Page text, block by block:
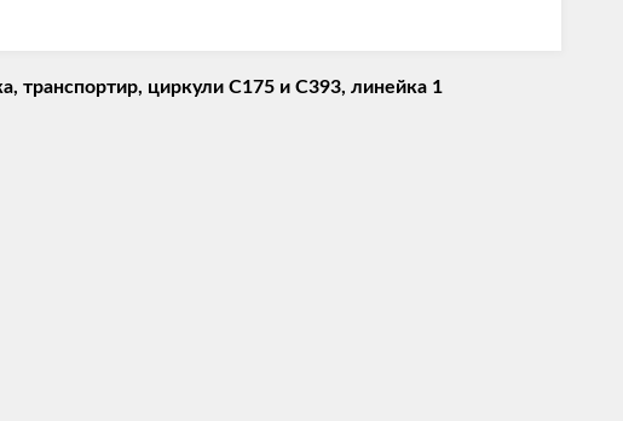
транспортир, циркули С175 и С393, линейка 1